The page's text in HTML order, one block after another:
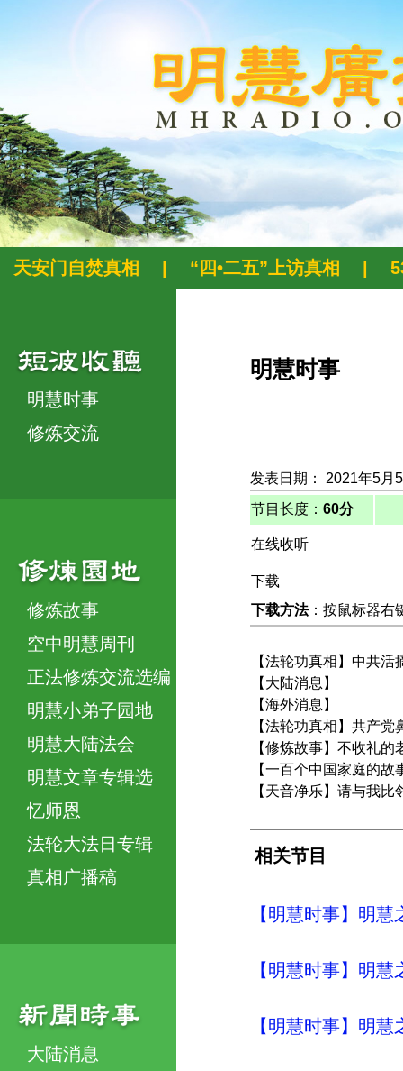
天安门自焚真相 “四•二五”上访真相
明慧时事
修炼交流
修炼故事
空中明慧周刊
正法修炼交流选编
明慧小弟子园地
明慧大陆法会
明慧文章专辑选
忆师恩
法轮大法日专辑
真相广播稿
大陆消息
明慧时事
发表日期： 2021年5月
节目长度： 60分
在线收听
下载
下载方法：按鼠标器右
【法轮功真相】中共
【大陆消息】
【海外消息】
【法轮功真相】共产
【修炼故事】不收礼的
【一百个中国家庭的
【天音净乐】请与我比
相关节目
【明慧时事】明
【明慧时事】明
【明慧时事】明